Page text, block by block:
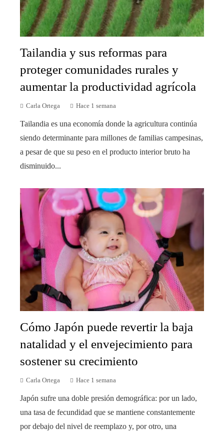
Tailandia y sus reformas para
proteger comunidades rurales y
aumentar la productividad agrícola
Carla Ortega Hace 1 semana
Tailandia es una economía donde la agricultura continúa
siendo determinante para millones de familias campesinas,
a pesar de que su peso en el producto interior bruto ha
disminuido...
Cómo Japón puede revertir la baja
natalidad y el envejecimiento para
sostener su crecimiento
Carla Ortega Hace 1 semana
Japón sufre una doble presión demográfica: por un lado,
una tasa de fecundidad que se mantiene constantemente
por debajo del nivel de reemplazo y, por otro, una